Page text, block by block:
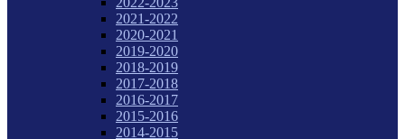
2021-2022
2020-2021
2019-2020
2018-2019
2017-2018
2016-2017
2015-2016
2014-2015